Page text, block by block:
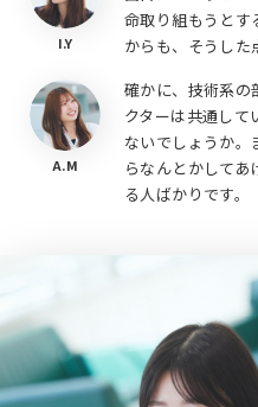
I.Y
命取り組もうとす
からも、そうした
A.M
確かに、技術系の
クターは共通して
ないでしょうか。
らなんとかして
る人ばかりです。